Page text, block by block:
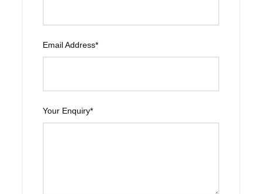
Email Address*
Your Enquiry*